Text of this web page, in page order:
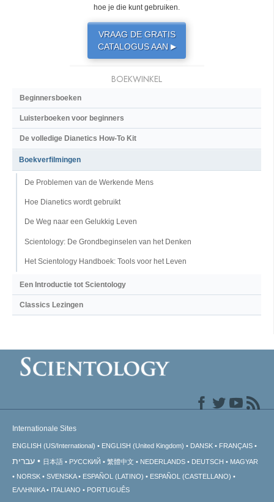
hoe je die kunt gebruiken.
VRAAG DE GRATIS
CATALOGUS AAN ▶
BOEKWINKEL
Beginnersboeken
Luisterboeken voor beginners
De volledige Dianetics How-To Kit
Boekverfilmingen
De Problemen van de Werkende Mens
Hoe Dianetics wordt gebruikt
De Weg naar een Gelukkig Leven
Scientology: De Grondbeginselen van het Denken
Het Scientology Handboek: Tools voor het Leven
Een Introductie tot Scientology
Classics Lezingen
Internationale Sites
ENGLISH (US/International) ENGLISH (United Kingdom) DANSK FRANÇAIS
עברית 日本語 РУССКИЙ 繁體中文 NEDERLANDS DEUTSCH
MAGYAR
NORSK
SVENSKA ESPAÑOL (LATINO)
ESPAÑOL (CASTELLANO)
ΕΛΛΗΝΙΚA
ITALIANO PORTUGUÊS